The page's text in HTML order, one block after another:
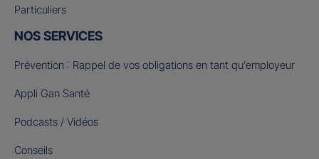
Particuliers
NOS SERVICES
Prévention : Rappel de vos obligations en tant qu’employeur
Appli Gan Santé
Podcasts / Vidéos
Conseils